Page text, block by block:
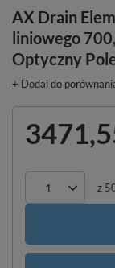
AX Drain
liniowego
Optyczny
+ Dodaj do
z